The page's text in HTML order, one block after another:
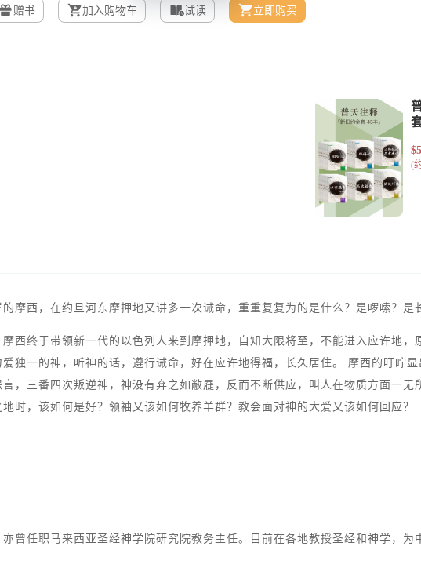
赠书 加入购物车 试读 立即购买
摩西，在约旦河东摩押地又讲多一次诫命，重重复复为的是什么？是啰嗦？
西终于带领新一代的以色列人来到摩押地，自知大限将至，不能进入应许地
独一的神，听神的话，遵行诫命，好在应许地得福，长久居住。 摩西的叮咛
，三番四次叛逆神，神没有弃之如敝屣，反而不断供应，叫人在物质方面一无
时，该如何是好？领袖又该如何牧养羊群？教会面对神的大爱又该如何回应？
曾任职马来西亚圣经神学院研究院教务主任。目前在各地教授圣经和神学，为